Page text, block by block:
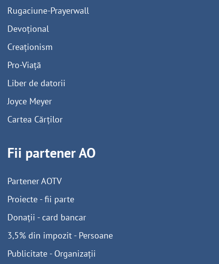
Rugaciune-Prayerwall
Devoțional
Creaționism
Pro-Viață
Liber de datorii
Joyce Meyer
Cartea Cărților
Fii partener AO
Partener AOTV
Proiecte - fii parte
Donații - card bancar
3,5% din impozit - Persoane
Publicitate - Organizații